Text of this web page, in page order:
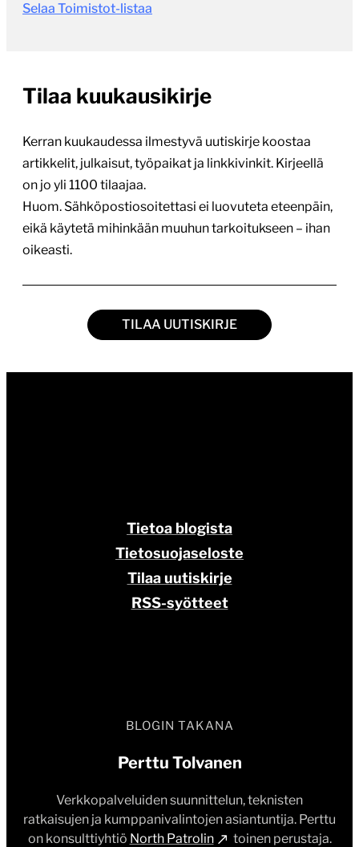
Selaa Toimistot-listaa
Tilaa kuukausikirje
Kerran kuukaudessa ilmestyvä uutiskirje koostaa
artikkelit, julkaisut, työpaikat ja linkkivinkit. Kirjeellä
on jo yli 1100 tilaajaa.
Huom. Sähköpostiosoitettasi ei luovuteta eteenpäin,
eikä käytetä mihinkään muuhun tarkoitukseen – ihan
oikeasti.
TILAA UUTISKIRJE
BLOGIN TAKANA
Perttu Tolvanen
Verkkopalveluiden suunnittelun, teknisten
ratkaisujen ja kumppanivalintojen asiantuntija. Perttu
on konsulttiyhtiö North Patrolin
toinen perustaja.
Tietoa blogista
Tietosuojaseloste
Tilaa uutiskirje
RSS-syötteet